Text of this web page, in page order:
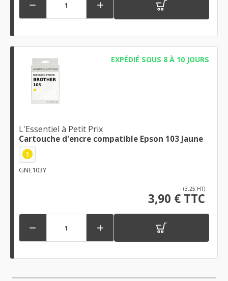
 
EXPÉDIÉ SOUS 8 À 10 JOURS
L'Essentiel à Petit Prix
Cartouche d'encre compatible Epson 103 Jaune
1
GNE103Y
(3,25 HT)
3,90 € TTC
 